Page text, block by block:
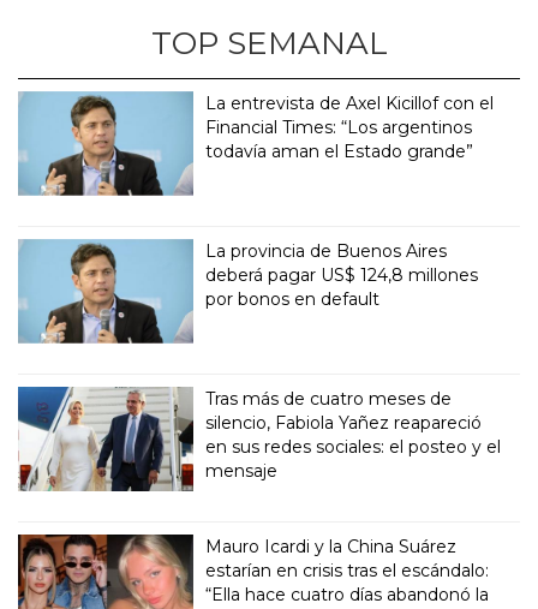
TOP SEMANAL
La entrevista de Axel Kicillof con el
Financial Times: “Los argentinos
todavía aman el Estado grande”
La provincia de Buenos Aires
deberá pagar US$ 124,8 millones
por bonos en default
Tras más de cuatro meses de
silencio, Fabiola Yañez reapareció
en sus redes sociales: el posteo y el
mensaje
Mauro Icardi y la China Suárez
estarían en crisis tras el escándalo:
“Ella hace cuatro días abandonó la